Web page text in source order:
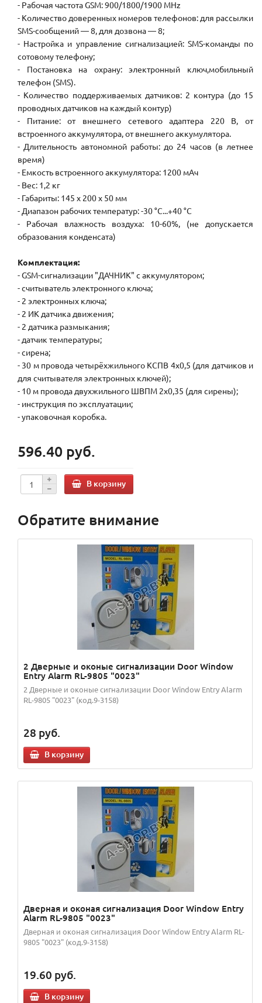
- Рабочая частота GSM: 900/1800/1900 MHz
- Количество доверенных номеров телефонов: для рассылки
SMS-сообщений — 8, для дозвона — 8;
- Настройка и управление сигнализацией: SMS-команды по
сотовому телефону;
- Постановка на охрану: электронный ключ,мобильный
телефон (SMS).
- Количество поддерживаемых датчиков: 2 контура (до 15
проводных датчиков на каждый контур)
- Питание: от внешнего сетевого адаптера 220 В, от
встроенного аккумулятора, от внешнего аккумулятора.
- Длительность автономной работы: до 24 часов (в летнее
время)
- Емкость встроенного аккумулятора: 1200 мАч
- Вес: 1,2 кг
- Габариты: 145 x 200 x 50 мм
- Диапазон рабочих температур: -30 °C...+40 °C
- Рабочая влажность воздуха: 10-60%, (не допускается
образования конденсата)
Комплектация:
- GSM-сигнализации "ДАЧНИК" с аккумулятором;
- считыватель электронного ключа;
- 2 электронных ключа;
- 2 ИК датчика движения;
- 2 датчика размыкания;
- датчик температуры;
- сирена;
- 30 м провода четырёхжильного КСПВ 4х0,5 (для датчиков и
для считывателя электронных ключей);
- 10 м провода двухжильного ШВПМ 2х0,35 (для сирены);
- инструкция по эксплуатации;
- упаковочная коробка.
596.40 руб.
В корзину
Обратите внимание
2 Дверные и оконые сигнализации Door Window
Entry Alarm RL-9805 "0023"
2 Дверные и оконые сигнализации Door Window Entry Alarm
RL-9805 "0023" (код.9-3158)
28 руб.
В корзину
Дверная и оконая сигнализация Door Window Entry
Alarm RL-9805 "0023"
Дверная и оконая сигнализация Door Window Entry Alarm RL-
9805 "0023" (код.9-3158)
19.60 руб.
В корзину